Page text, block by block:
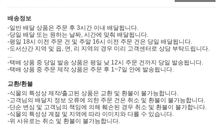
배송정보
-일반 배달 상품은 주문 후 3시간 이내 배달됩니다.
-당일 배달 또는 원하는 날짜, 시간에 맞춰 배달됩니다.
-평일 18시 이전 주문 건 및 주말 16시 이전 주문 건은 당일 배달됩니다.
-도서산간 지역 및 읍, 면, 리 지역의 경우 미리 고객센터로 상담 부탁드립니다.
-택배 상품 중 당일 발송 상품은 평일 낮 12시 주문 건까지 당일 발송됩니다.
-택배 상품 중 주문 제작 상품은 주문 후 1~7일 안에 발송됩니다.
교환/환불
-식물의 특성상 제작/출고된 상품은 교환 및 환불이 불가능합니다.
-고객님의 배달지 정보 오류에 의한 주문 건은 취소 및 환불이 불가능합니다.
-단순 변심 및 고객님의 책임에 의해 훼손된 경우 취소 및 환불이 불가합니다.
-식물의 특성상 계절 및 지역에 따라 이미지와 다를 수 있습니다.
-위 사유로는 취소 및 환불이 불가능합니다.